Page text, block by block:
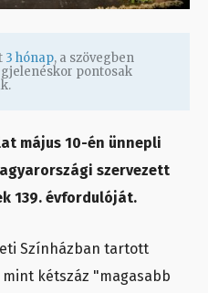
3 hónap, a szövegben
pontosak
május 10-én ünnepli
szervezett
139. évfordulóját.
Színházban tartott
kétszáz "magasabb